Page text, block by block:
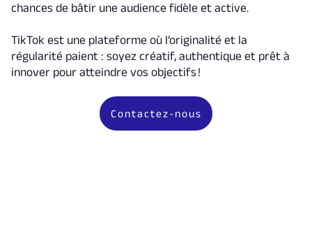
chances de bâtir une audience fidèle et active.
TikTok est une plateforme où l’originalité et la
régularité paient : soyez créatif, authentique et prêt à
innover pour atteindre vos objectifs !
Contactez-nous